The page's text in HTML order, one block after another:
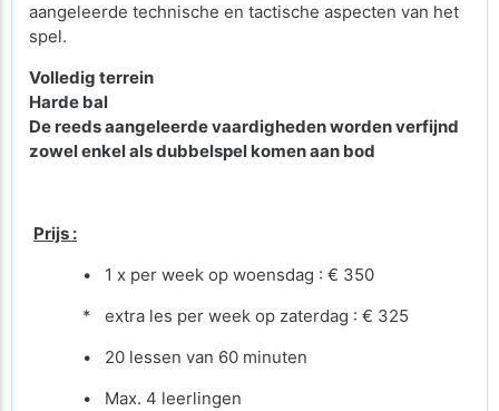
aangeleerde technische en tactische aspecten van het
spel.
Volledig terrein
Harde bal
De reeds aangeleerde vaardigheden worden verfijnd
zowel enkel als dubbelspel komen aan bod
Prijs :
• 1 x per week op woensdag : € 350
* extra les per week op zaterdag : € 325
• 20 lessen van 60 minuten
• Max. 4 leerlingen